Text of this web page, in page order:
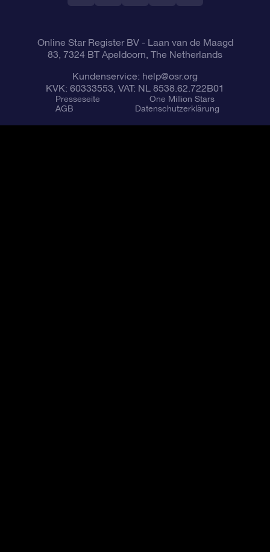
Online Star Register BV- Laan van de Maagd
83, 7324 BT Apeldoorn, The Netherlands
Kundenservice: help@osr.org
KVK: 60333553, VAT: NL 8538.62.722B01
Presseseite
One Million Stars
AGB
Datenschutzerklärung